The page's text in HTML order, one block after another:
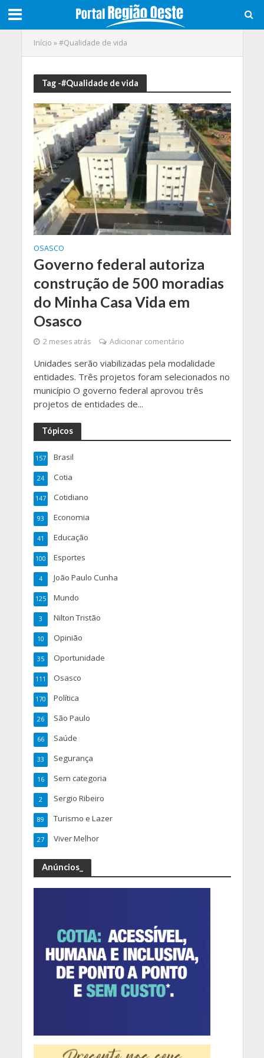
Início »#Qualidade de vida
Tag -#Qualidade de vida
OSASCO
Governo federal autoriza
construção de 500 moradias
do Minha Casa Vida em
Osasco
2 meses atrás Adicionar comentário
Unidades serão viabilizadas pela modalidade
entidades. Três projetos foram selecionados no
município O governo federal aprovou três
projetos de entidades de...
Tópicos
Brasil
157
Cotia
24
Cotidiano
147
Economia
93
Educação
41
Esportes
100
João Paulo Cunha
4
Mundo
125
Nilton Tristão
3
Opinião
10
Oportunidade
35
Osasco
111
Política
170
São Paulo
26
Saúde
66
Segurança
33
Sem categoria
16
Sergio Ribeiro
2
Turismo e Lazer
89
Viver Melhor
27
Anúncios_